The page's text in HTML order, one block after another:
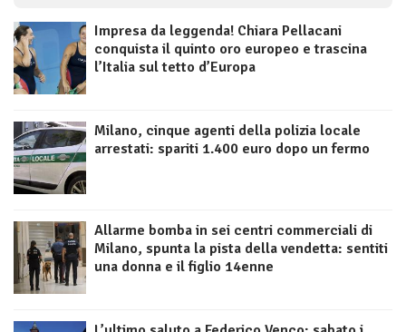
Impresa da leggenda! Chiara Pellacani
conquista il quinto oro europeo e trascina
l’Italia sul tetto d’Europa
Milano, cinque agenti della polizia locale
arrestati: spariti 1.400 euro dopo un fermo
Allarme bomba in sei centri commerciali di
Milano, spunta la pista della vendetta: sentiti
una donna e il figlio 14enne